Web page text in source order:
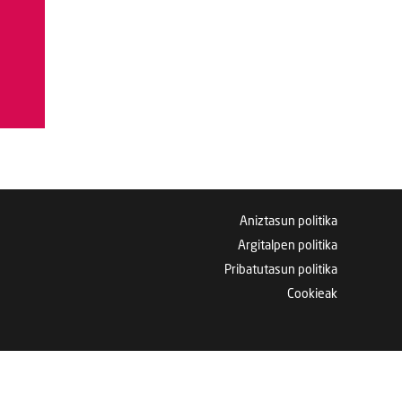
Aniztasun politika
Argitalpen politika
Pribatutasun politika
Cookieak